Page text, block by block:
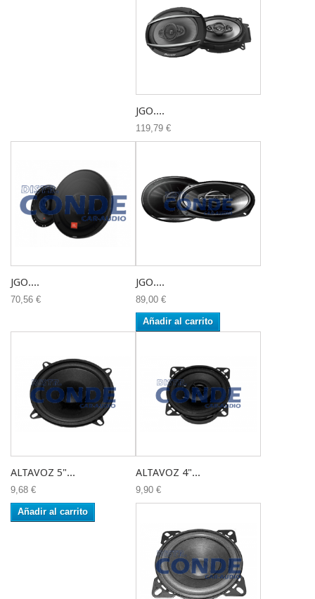
JGO....
119,79 €
JGO....
70,56 €
JGO....
89,00 €
Añadir al carrito
ALTAVOZ 5"...
9,68 €
Añadir al carrito
ALTAVOZ 4"...
9,90 €